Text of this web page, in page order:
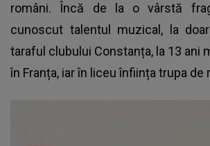
români. Încă de la o vârstă
cunoscut talentul muzical, la
taraful clubului Constanța, la 13 ani
în Franța, iar în liceu înființa trupa de